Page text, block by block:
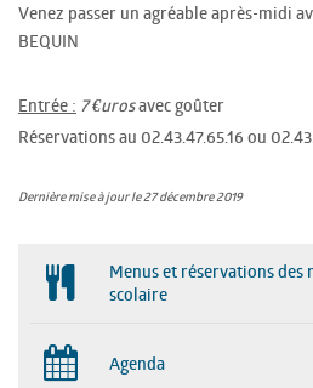
Venez passer un agréable après-midi
BEQUIN
Entrée : 7 €urosavec goûter
Réservations au 02.43.47.65.16 ou
Dernière mise à jour le 27 décembre 2019
Menus et réservations des
scolaire
Agenda